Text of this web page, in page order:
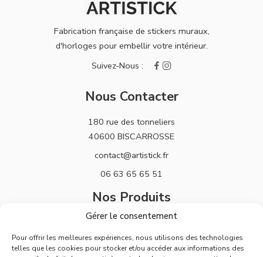
Gérer le consentement
Pour offrir les meilleures expériences, nous utilisons des technologies
telles que les cookies pour stocker et/ou accéder aux informations des
Fabrication française de stickers muraux,
d'horloges pour embellir votre intérieur.
Nous Contacter
180 rue des tonneliers
40600 BISCARROSSE
contact@artistick.fr
06 63 65 65 51
Nos Produits
Stickers
Horloges